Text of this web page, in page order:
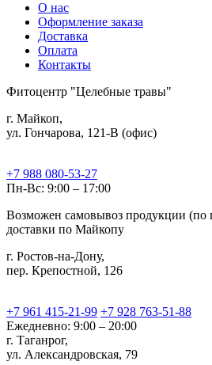
О нас
Оформление заказа
Доставка
Оплата
Контакты
Фитоцентр "Целебные травы"
г. Майкоп,
ул. Гончарова, 121-В (офис)
+7 988 080-53-27
Пн-Вс: 9:00 – 17:00
Возможен самовывоз продукции (по
доставки по Майкопу
г. Ростов-на-Дону,
пер. Крепостной, 126
+7 961 415-21-99 +7 928 763-51-88
Ежедневно: 9:00 – 20:00
г. Таганрог,
ул. Александровская, 79